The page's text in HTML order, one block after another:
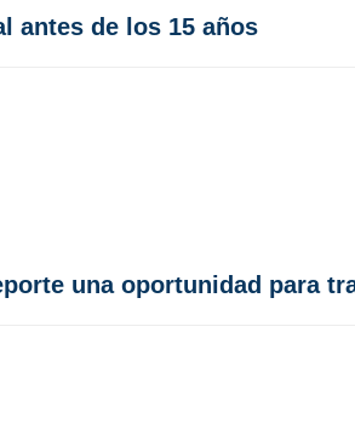
antes de los 15 años
una oportunidad para